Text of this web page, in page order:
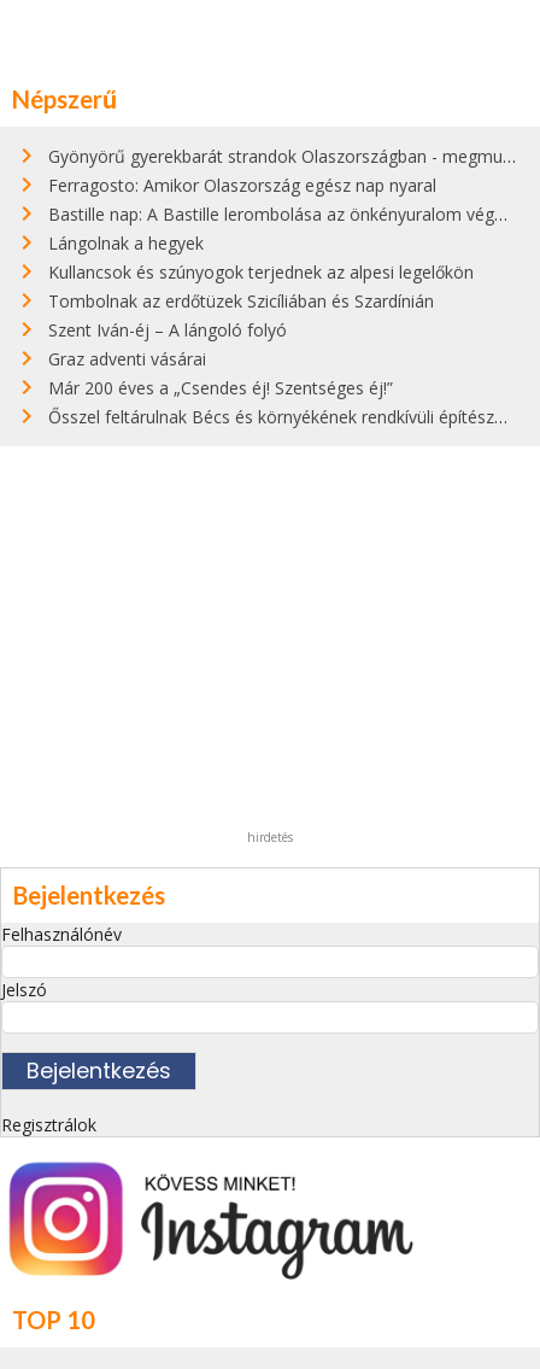
Népszerű
Gyönyörű gyerekbarát strandok Olaszországban - megmutatjuk a 15 legjobbat
Ferragosto: Amikor Olaszország egész nap nyaral
Bastille nap: A Bastille lerombolása az önkényuralom végét jelentette
Lángolnak a hegyek
Kullancsok és szúnyogok terjednek az alpesi legelőkön
Tombolnak az erdőtüzek Szicíliában és Szardínián
Szent Iván-éj – A lángoló folyó
Graz adventi vásárai
Már 200 éves a „Csendes éj! Szentséges éj!”
Ősszel feltárulnak Bécs és környékének rendkívüli építészeti kincsei
hirdetés
Bejelentkezés
Felhasználónév
Jelszó
Regisztrálok
TOP 10